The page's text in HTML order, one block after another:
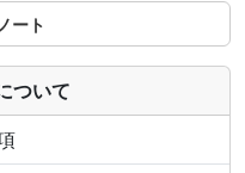
ート
ついて